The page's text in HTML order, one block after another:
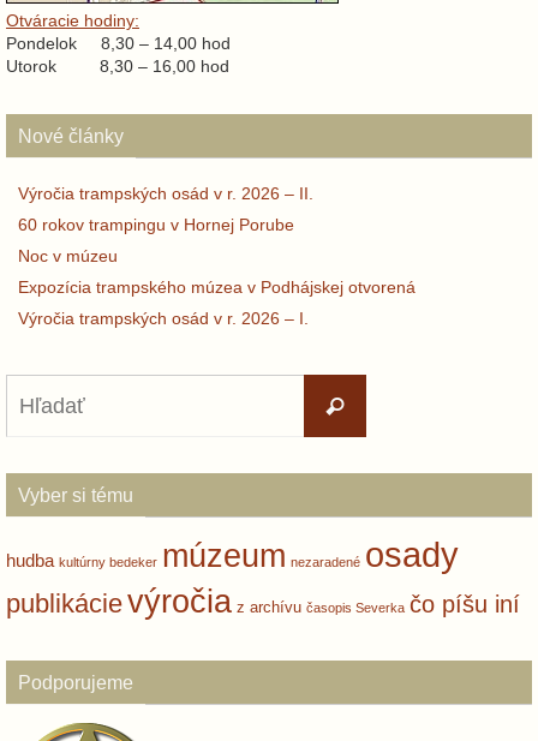
Otváracie hodiny:
Pondelok 8,30 – 14,00 hod
Utorok 8,30 – 16,00 hod
Nové články
Výročia trampských osád v r. 2026 – II.
60 rokov trampingu v Hornej Porube
Noc v múzeu
Expozícia trampského múzea v Podhájskej otvorená
Výročia trampských osád v r. 2026 – I.
Hľadať
Vyber si tému
hudba kultúrny bedeker múzeum nezaradené osady
publikácievýročia z archívu časopis Severka čo píšu iní
Podporujeme